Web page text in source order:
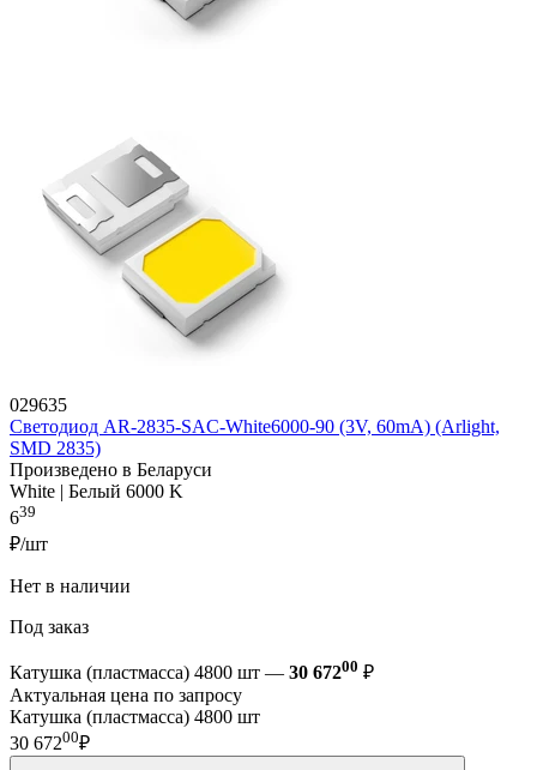
029635
Светодиод AR-2835-SAC-White6000-90 (3V, 60mA) (Arlight,
SMD 2835)
Произведено в Беларуси
White | Белый 6000 K
639
₽/шт
Нет в наличии
Под заказ
Катушка (пластмасса) 4800 шт — 30 67200 ₽
Актуальная цена по запросу
Катушка (пластмасса) 4800 шт
30 67200₽